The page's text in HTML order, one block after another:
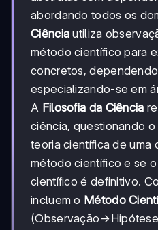
abordando todos os
Ciência utiliza
método científico para
concretos,
especializando-se em
A Filosofia da Ciência
ciência, questionando
teoria científica de uma
método científico e se
científico é definitivo.
incluem o Método